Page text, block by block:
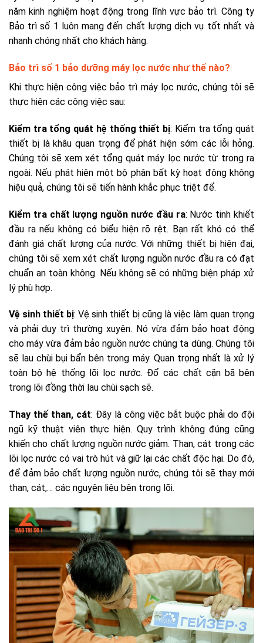
năm kinh nghiệm hoạt động trong lĩnh vực bảo trì. Công ty
Bảo trì số 1 luôn mang đến chất lượng dịch vụ tốt nhất và
nhanh chóng nhất cho khách hàng.
Bảo trì số 1 bảo dưỡng máy lọc nước như thế nào?
Khi thực hiện công việc bảo trì máy lọc nước, chúng tôi sẽ
thực hiện các công việc sau:
Kiểm tra tổng quát hệ thống thiết bị: Kiểm tra tổng quát
thiết bị là khâu quan trọng để phát hiện sớm các lỗi hỏng.
Chúng tôi sẽ xem xét tổng quát máy lọc nước từ trong ra
ngoài. Nếu phát hiện một bộ phận bất kỳ hoạt động không
hiệu quả, chúng tôi sẽ tiến hành khắc phục triệt để.
Kiểm tra chất lượng nguồn nước đầu ra: Nước tinh khiết
đầu ra nếu không có biểu hiện rõ rệt. Bạn rất khó có thể
đánh giá chất lượng của nước. Với những thiết bị hiện đại,
chúng tôi sẽ xem xét chất lượng nguồn nước đầu ra có đạt
chuẩn an toàn không. Nếu không sẽ có những biện pháp xử
lý phù hợp.
Vệ sinh thiết bị: Vệ sinh thiết bị cũng là việc làm quan trọng
và phải duy trì thường xuyên. Nó vừa đảm bảo hoạt động
cho máy vừa đảm bảo nguồn nước chúng ta dùng. Chúng tôi
sẽ lau chùi bụi bẩn bên trong máy. Quan trọng nhất là xử lý
toàn bộ hệ thống lõi lọc nước. Đổ các chất cặn bã bên
trong lõi đồng thời lau chùi sạch sẽ.
Thay thế than, cát: Đây là công việc bắt buộc phải do đội
ngũ kỹ thuật viên thực hiện. Quy trình không đúng cũng
khiến cho chất lượng nguồn nước giảm. Than, cát trong các
lõi lọc nước có vai trò hút và giữ lại các chất độc hại. Do đó,
để đảm bảo chất lượng nguồn nước, chúng tôi sẽ thay mới
than, cát,… các nguyên liệu bên trong lõi.